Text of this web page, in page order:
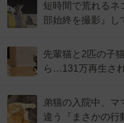
短時間で荒れる
部始終を撮影』
先輩猫と2匹の子
ら…131万再生さ
弟猫の入院中、
違う『まさかの